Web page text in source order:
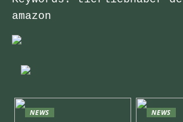
amazon
NEWS NEWS